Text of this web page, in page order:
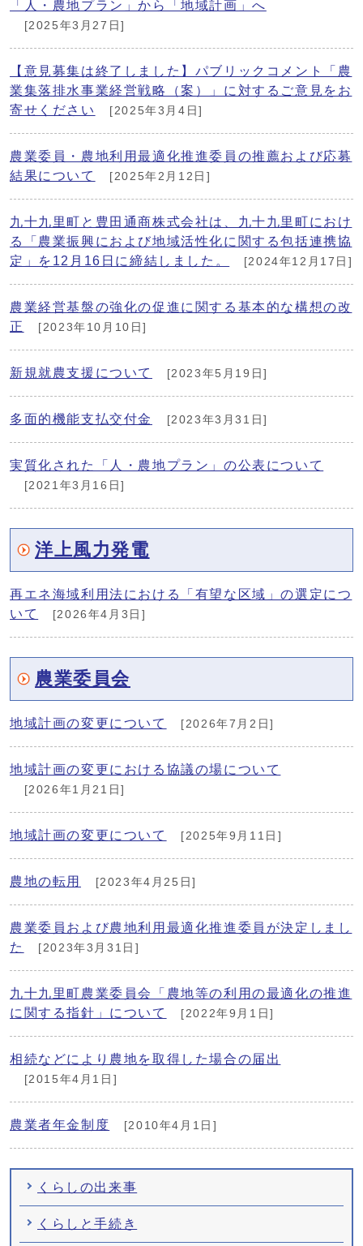
「人・農地プラン」から「地域計画」へ
[2025年3月27日]
【意見募集は終了しました】パブリックコメント「農
業集落排水事業経営戦略（案）」に対するご意見をお
寄せください
[2025年3月4日]
農業委員・農地利用最適化推進委員の推薦および応募
結果について
[2025年2月12日]
九十九里町と豊田通商株式会社は、九十九里町におけ
る「農業振興におよび地域活性化に関する包括連携協
定」を12月16日に締結しました。
[2024年12月17日]
農業経営基盤の強化の促進に関する基本的な構想の改
正
[2023年10月10日]
新規就農支援について [2023年5月19日]
多面的機能支払交付金 [2023年3月31日]
実質化された「人・農地プラン」の公表について
[2021年3月16日]
洋上風力発電
再エネ海域利用法における「有望な区域」の選定につ
いて
[2026年4月3日]
農業委員会
地域計画の変更について [2026年7月2日]
地域計画の変更における協議の場について
[2026年1月21日]
地域計画の変更について [2025年9月11日]
農地の転用 [2023年4月25日]
農業委員および農地利用最適化推進委員が決定しまし
た
[2023年3月31日]
九十九里町農業委員会「農地等の利用の最適化の推進
に関する指針」について
[2022年9月1日]
相続などにより農地を取得した場合の届出
[2015年4月1日]
農業者年金制度 [2010年4月1日]
くらしの出来事
くらしと手続き